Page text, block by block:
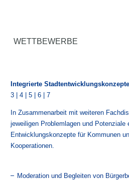
WETTBEWERBE
Integrierte Stadtentwicklungskonzepte
3 |4 |5 |6 |7
In Zusammenarbeit mit weiteren
jeweiligen Problemlagen und Potenziale
Entwicklungskonzepte für Kommunen
Kooperationen.
Moderation und Begleiten von